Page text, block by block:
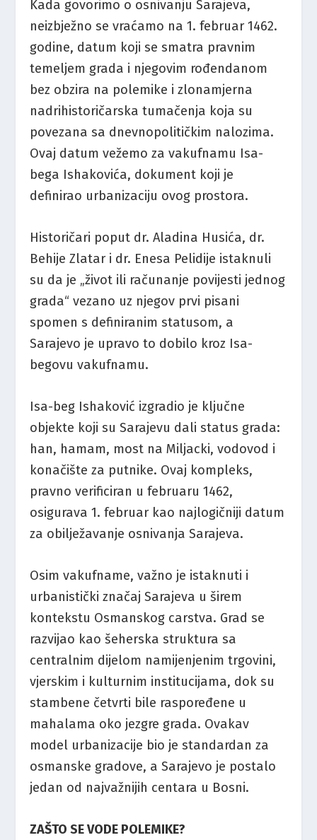
Kada govorimo o osnivanju Sarajeva,
neizbježno se vraćamo na 1. februar 1462.
godine, datum koji se smatra pravnim
temeljem grada i njegovim rođendanom
bez obzira na polemike i zlonamjerna
nadrihistoričarska tumačenja koja su
povezana sa dnevnopolitičkim nalozima.
Ovaj datum vežemo za vakufnamu Isa-
bega Ishakovića, dokument koji je
definirao urbanizaciju ovog prostora.
Historičari poput dr. Aladina Husića, dr.
Behije Zlatar i dr. Enesa Pelidije istaknuli
su da je „život ili računanje povijesti jednog
grada“ vezano uz njegov prvi pisani
spomen s definiranim statusom, a
Sarajevo je upravo to dobilo kroz Isa-
begovu vakufnamu.
Isa-beg Ishaković izgradio je ključne
objekte koji su Sarajevu dali status grada:
han, hamam, most na Miljacki, vodovod i
konačište za putnike. Ovaj kompleks,
pravno verificiran u februaru 1462,
osigurava 1. februar kao najlogičniji datum
za obilježavanje osnivanja Sarajeva.
Osim vakufname, važno je istaknuti i
urbanistički značaj Sarajeva u širem
kontekstu Osmanskog carstva. Grad se
razvijao kao šeherska struktura sa
centralnim dijelom namijenjenim trgovini,
vjerskim i kulturnim institucijama, dok su
stambene četvrti bile raspoređene u
mahalama oko jezgre grada. Ovakav
model urbanizacije bio je standardan za
osmanske gradove, a Sarajevo je postalo
jedan od najvažnijih centara u Bosni.
ZAŠTO SE VODE POLEMIKE?